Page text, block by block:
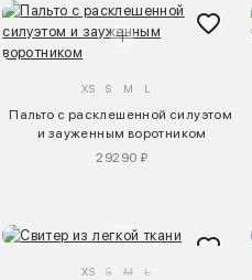
XS S M L
Пальто с расклешенной силуэтом
и зауженным воротником
29290 ₽
XS S M L